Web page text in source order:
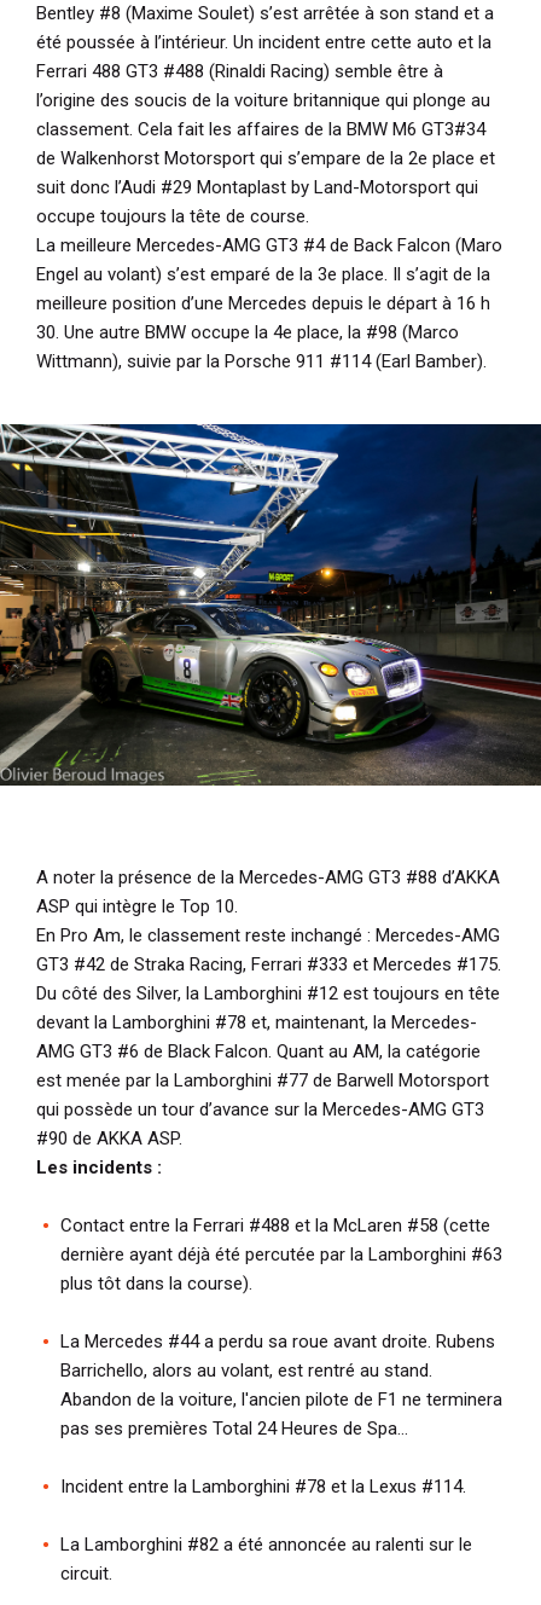
Bentley #8 (Maxime Soulet) s’est arrêtée à son stand et a
été poussée à l’intérieur. Un incident entre cette auto et la
Ferrari 488 GT3 #488 (Rinaldi Racing) semble être à
l’origine des soucis de la voiture britannique qui plonge au
classement. Cela fait les affaires de la BMW M6 GT3#34
de Walkenhorst Motorsport qui s’empare de la 2e place et
suit donc l’Audi #29 Montaplast by Land-Motorsport qui
occupe toujours la tête de course.
La meilleure Mercedes-AMG GT3 #4 de Back Falcon (Maro
Engel au volant) s’est emparé de la 3e place. Il s’agit de la
meilleure position d’une Mercedes depuis le départ à 16 h
30. Une autre BMW occupe la 4e place, la #98 (Marco
Wittmann), suivie par la Porsche 911 #114 (Earl Bamber).
A noter la présence de la Mercedes-AMG GT3 #88 d’AKKA
ASP qui intègre le Top 10.
En Pro Am, le classement reste inchangé : Mercedes-AMG
GT3 #42 de Straka Racing, Ferrari #333 et Mercedes #175.
Du côté des Silver, la Lamborghini #12 est toujours en tête
devant la Lamborghini #78 et, maintenant, la Mercedes-
AMG GT3 #6 de Black Falcon. Quant au AM, la catégorie
est menée par la Lamborghini #77 de Barwell Motorsport
qui possède un tour d’avance sur la Mercedes-AMG GT3
#90 de AKKA ASP.
Les incidents :
Contact entre la Ferrari #488 et la McLaren #58 (cette
dernière ayant déjà été percutée par la Lamborghini #63
plus tôt dans la course).
La Mercedes #44 a perdu sa roue avant droite. Rubens
Barrichello, alors au volant, est rentré au stand.
Abandon de la voiture, l'ancien pilote de F1 ne terminera
pas ses premières Total 24 Heures de Spa…
Incident entre la Lamborghini #78 et la Lexus #114.
La Lamborghini #82 a été annoncée au ralenti sur le
circuit.